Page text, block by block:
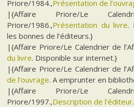
Priore/1984.,Présentation de
|{Affaire Priore/Le
Priore/1986.,Présentation du livre.
les bonnes de l’éditeurs.}
|{Affaire Priore/Le Calendrier de
du livre. Disponible sur internet.}
|{Affaire Priore/Le Calendrier de
de l’ouvrage. A emprunter en
|{Affaire Priore/Le
Priore/1997.,Description de l’éditeur